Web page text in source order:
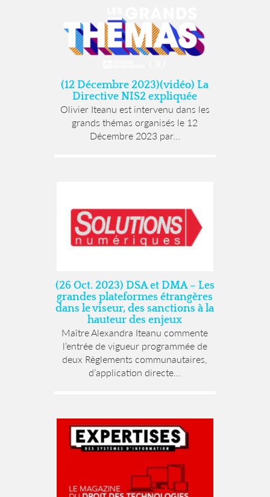
(12 Décembre 2023)(vidéo) La
Directive NIS2 expliquée
Olivier Iteanu est intervenu dans les
grands thémas organisés le 12
Décembre 2023 par...
(26 Oct. 2023) DSA et DMA – Les
grandes plateformes étrangères
dans le viseur, des sanctions à la
hauteur des enjeux
Maître Alexandra Iteanu commente
l’entrée de vigueur programmée de
deux Règlements communautaires,
d’application directe...